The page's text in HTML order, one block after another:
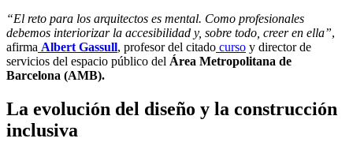
“El reto para los arquitectos es mental. Como profesionales
debemos interiorizar la accesibilidad y, sobre todo, creer en ella”,
afirma Albert Gassull, profesor del citado curso y director de
servicios del espacio público del Área Metropolitana de
Barcelona (AMB).
La evolución del diseño y la construcción
inclusiva